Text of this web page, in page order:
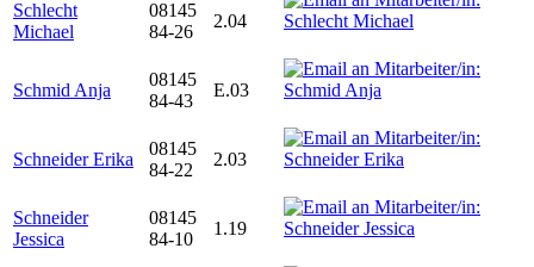
Schlecht
Michael
08145
84-26
2.04
Schmid Anja
08145
84-43
E.03
Schneider Erika
08145
84-22
2.03
Schneider
Jessica
08145
84-10
1.19